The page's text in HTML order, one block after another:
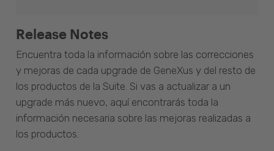
Release Notes
Encuentra toda la información sobre las correcciones
y mejoras de cada upgrade de GeneXus y del resto de
los productos de la Suite. Si vas a actualizar a un
upgrade más nuevo, aquí encontrarás toda la
información necesaria sobre las mejoras realizadas a
los productos.